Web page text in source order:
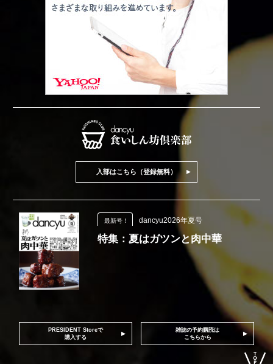
入部はこちら（登録無料）
最新号！ dancyu2026年夏号
特集：夏はガツンと肉中華
PRESIDENT Storeで
購入する
雑誌の予約購読は
こちらから